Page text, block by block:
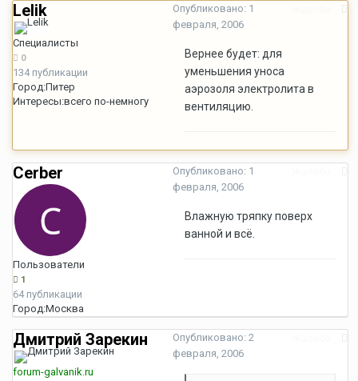
Lelik
Специалисты
0
134 публикации
Город:Питер
Интересы:всего по-немногу
Опубликовано: 1
февраля, 2006
Вернее будет: для
уменьшения уноса
аэрозоля электролита в
вентиляцию.
Cerber
Пользователи
1
64 публикации
Город:Москва
Опубликовано: 1
февраля, 2006
Влажную тряпку поверх
ванной и всё.
Дмитрий Зарекин
forum-galvanik.ru
Опубликовано: 2
февраля, 2006